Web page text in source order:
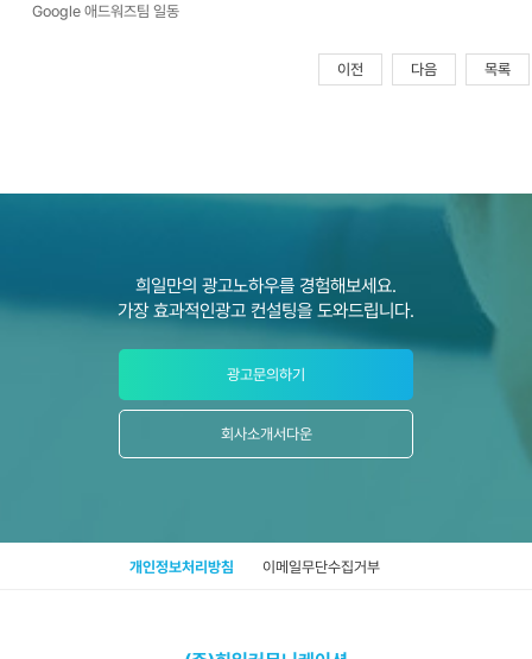
Google 애드워즈팀 일동
이전 다음 목록
희일만의 광고노하우를 경험해보세요.
가장 효과적인광고 컨설팅을 도와드립니다.
광고문의하기
회사소개서다운
개인정보처리방침 이메일무단수집거부